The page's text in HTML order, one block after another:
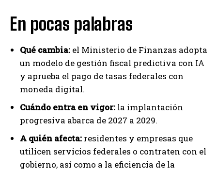
En pocas palabras
Qué cambia: el Ministerio de Finanzas adopta
un modelo de gestión fiscal predictiva con IA
y aprueba el pago de tasas federales con
moneda digital.
Cuándo entra en vigor: la implantación
progresiva abarca de 2027 a 2029.
A quién afecta: residentes y empresas que
utilicen servicios federales o contraten con el
gobierno, así como a la eficiencia de la